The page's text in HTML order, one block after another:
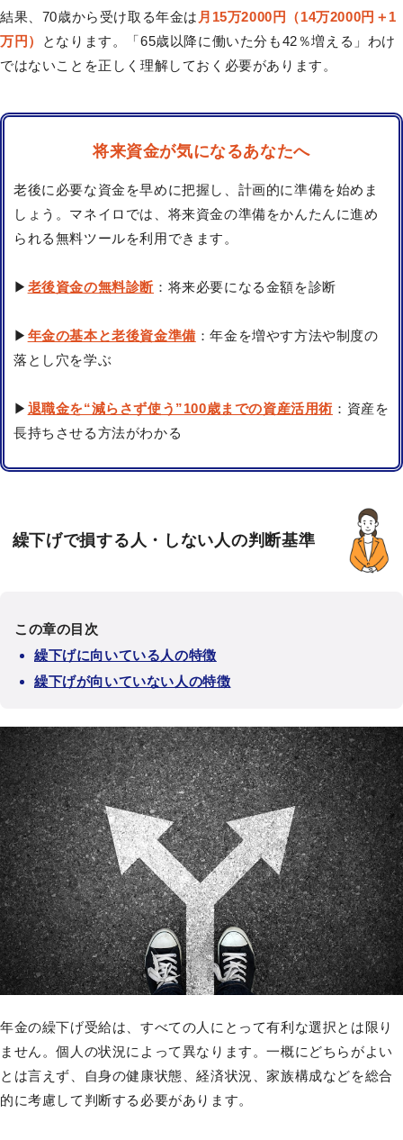
結果、70歳から受け取る年金は 月15万2000円（14万2000円＋1
万円）
となります。「65歳以降に働いた分も42％増える」わけ
ではないことを正しく理解しておく必要があります。
将来資金が気になるあなたへ
老後に必要な資金を早めに把握し、計画的に準備を始めま
しょう。マネイロでは、将来資金の準備をかんたんに進め
られる無料ツールを利用できます。
▶ 老後資金の無料診断 ：将来必要になる金額を診断
▶ 年金の基本と老後資金準備 ：年金を増やす方法や制度の
落とし穴を学ぶ
▶ 退職金を“減らさず使う”100歳までの資産活用術 ：資産を
長持ちさせる方法がわかる
繰下げで損する人・しない人の判断基準
この章の目次
繰下げに向いている人の特徴
繰下げが向いていない人の特徴
年金の繰下げ受給は、すべての人にとって有利な選択とは限り
ません。個人の状況によって異なります。一概にどちらがよい
とは言えず、自身の健康状態、経済状況、家族構成などを総合
的に考慮して判断する必要があります。